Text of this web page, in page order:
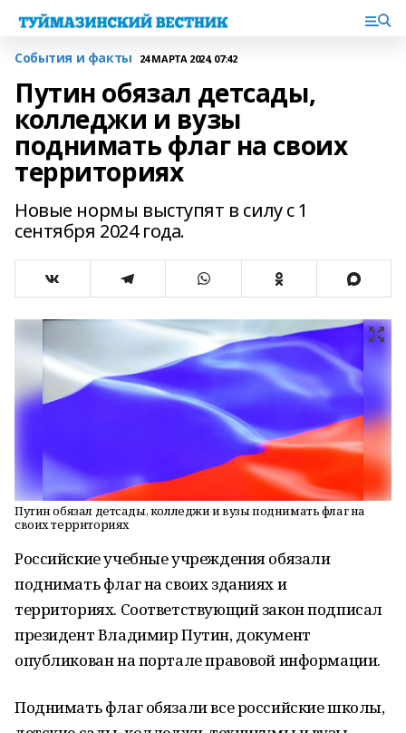
События и факты 24 МАРТА 2024, 07:42
Путин обязал детсады,
колледжи и вузы
поднимать флаг на своих
территориях
Новые нормы выступят в силу с 1
сентября 2024 года.
Путин обязал детсады, колледжи и вузы поднимать флаг на
своих территориях
Российские учебные учреждения обязали
поднимать флаг на своих зданиях и
территориях. Соответствующий закон подписал
президент Владимир Путин, документ
опубликован на портале правовой информации.
Поднимать флаг обязали все российские школы,